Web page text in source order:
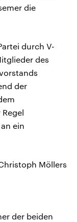
die
durch V-
des
der
ein
Möllers
der beiden